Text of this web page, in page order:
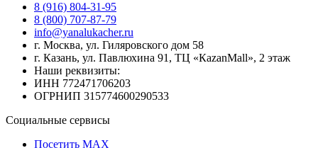
8 (916) 804-31-95
8 (800) 707-87-79
info@yanalukacher.ru
г. Москва, ул. Гиляровского дом 58
г. Казань, ул. Павлюхина 91, ТЦ «КazanMall», 2 этаж
Наши реквизиты:
ИНН 772471706203
ОГРНИП 315774600290533
Социальные сервисы
Посетить MAX